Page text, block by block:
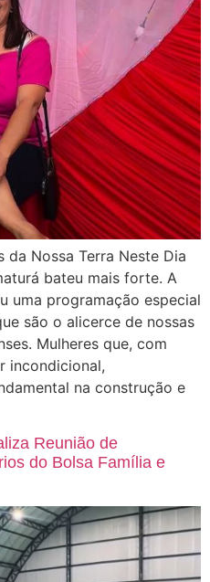
da Nossa Terra Neste Dia
bateu mais forte. A
uma programação especial
são o alicerce de nossas
Mulheres que, com
incondicional,
na construção e
Reunião de
do Bolsa Família e